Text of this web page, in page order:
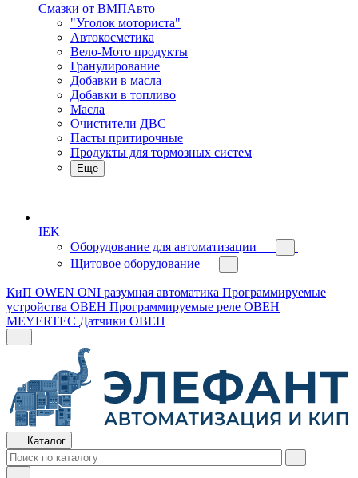
Смазки от ВМПАвто
"Уголок моториста"
Автокосметика
Вело-Мото продукты
Гранулирование
Добавки в масла
Добавки в топливо
Масла
Очистители ДВС
Пасты притирочные
Продукты для тормозных систем
Еще
IEK
Оборудование для автоматизации
Щитовое оборудование
КиП OWEN ONI разумная автоматика Программируемые
устройства ОВЕН Программируемые реле ОВЕН
MEYERTEC Датчики ОВЕН
Каталог